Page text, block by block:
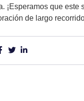
¡Esperamos que este
de largo